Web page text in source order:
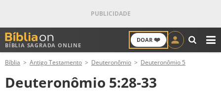
BÍBLIA SAGRADA ONLINE
DOAR ❤️
ANTIGO TESTAMENTO
NOVO TESTAMENTO
Bíblia Antigo Testamento Deuteronômio Deuteronômio 5
Deuteronômio 5:28-33